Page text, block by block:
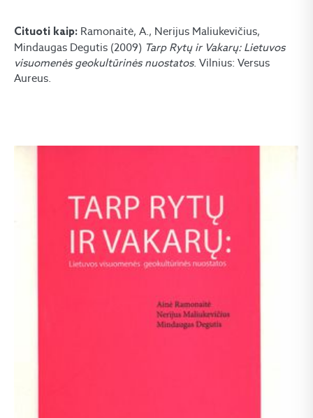
Cituoti kaip: Ramonaitė, A., Nerijus Maliukevičius,
Mindaugas Degutis (2009) Tarp Rytų ir Vakarų: Lietuvos
visuomenės geokultūrinės nuostatos. Vilnius: Versus
Aureus.